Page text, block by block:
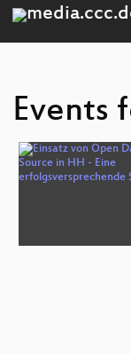
Events